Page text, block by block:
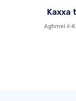
Kaxxa
Agħmel il-